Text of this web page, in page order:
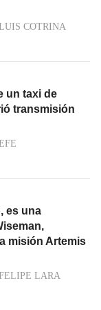
COTRINA
un taxi de
transmisión
es una
misión Artemis
LARA